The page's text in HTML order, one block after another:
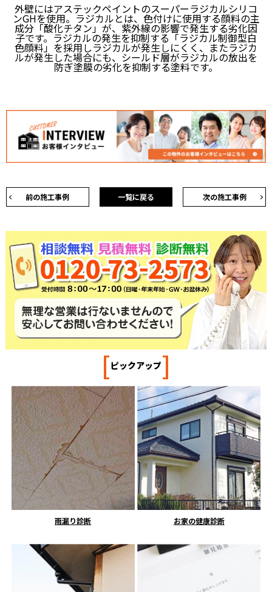
外壁にはアステックペイントのスーパーラジカルシリコ
ンGHを使用。ラジカルとは、色付けに使用する顔料の主
成分「酸化チタン」が、紫外線の影響で発生する劣化因
子です。ラジカルの発⽣を抑制する「ラジカル制御型⽩
⾊顔料」を採⽤しラジカルが発⽣しにくく、またラジカ
ルが発⽣した場合にも、シールド層がラジカルの放出を
防ぎ塗膜の劣化を抑制する塗料です。
前の施工事例 次の施工事例
一覧に戻る
[ピックアップ]
雨漏り診断 お家の健康診断